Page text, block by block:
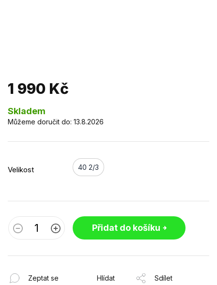
1 990 Kč
Skladem
Velikost 40 2/3
Můžeme doručit do: 13.8.2026
Přidat do košíku
Zeptat se Hlídat Sdílet